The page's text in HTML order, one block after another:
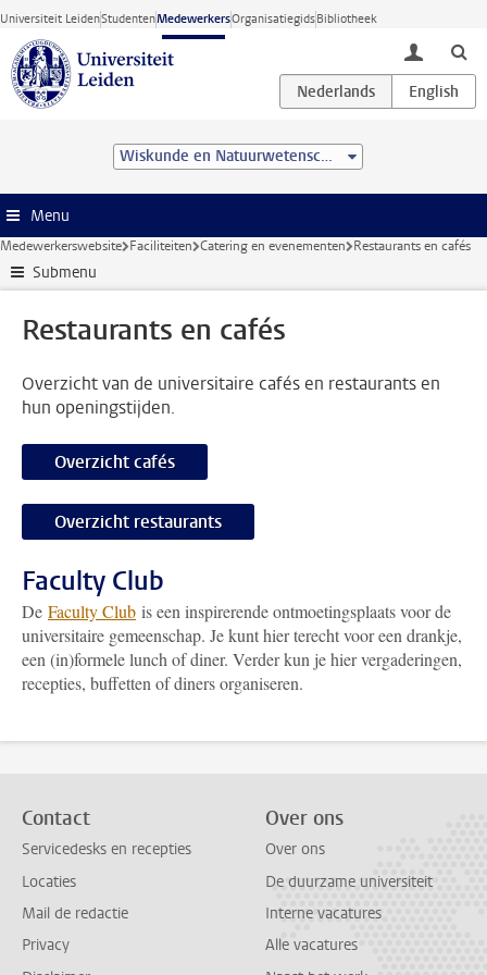
Ga direct naar de inhoud
Universiteit LeidenStudentenMedewerkersOrganisatiegidsBibliotheek
toggle
Wiskunde en Natuurwetenschappen
Menu
Medewerkerswebsite Faciliteiten Catering en evenementen Restaurants en cafés
Submenu
Restaurants en cafés
Overzicht van de universitaire cafés en restaurants en
hun openingstijden.
Overzicht cafés
Overzicht restaurants
Faculty Club
De Faculty Club is een inspirerende ontmoetingsplaats voor de
universitaire gemeenschap. Je kunt hier terecht voor een drankje,
een (in)formele lunch of diner. Verder kun je hier vergaderingen,
recepties, buffetten of diners organiseren.
Contact
Servicedesks en recepties
Locaties
Mail de redactie
Privacy
Over ons
Over ons
De duurzame universiteit
Interne vacatures
Alle vacatures